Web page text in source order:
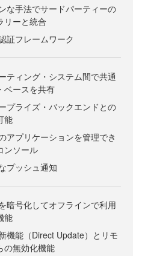
な手法でサードパーティーの
リーと統合
証フレームワーク
ティング・システム間で共通
ベースを共有
プライズ・バックエンドとの
能
アプリケーションを管理でき
ンソール
プッシュ通知
暗号化してオフラインで利用
能
機能（Direct Update）とリモ
の無効化機能